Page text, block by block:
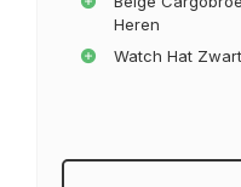
Heren
Watch Hat Zwart